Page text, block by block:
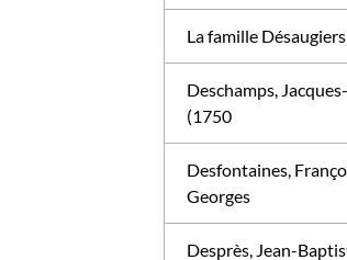
La famille Désaugiers
Deschamps,
(1750
Desfontaines,
Georges
Desprès, Jean-